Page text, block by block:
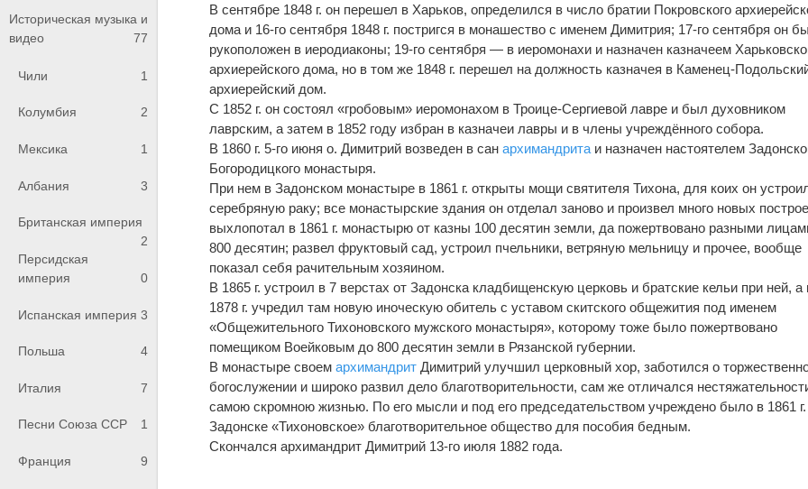
Историческая музыка и
видео
77
Чили 1
Колумбия 2
Мексика 1
Албания 3
Британская империя
2
Персидская
империя
0
Испанская империя 3
Польша 4
Италия 7
Песни Союза ССР 1
Франция 9
В сентябре 1848 г. он перешел в Харьков, определился в число братии Покровского
дома и 16-го сентября 1848 г. постригся в монашество с именем Димитрия; 17-го сентября он
рукоположен в иеродиаконы; 19-го сентября — в иеромонахи и назначен казначеем
архиерейского дома, но в том же 1848 г. перешел на должность казначея в Каменец-
архиерейский дом.
С 1852 г. он состоял «гробовым» иеромонахом в Троице-Сергиевой лавре и был духовником
лаврским, а затем в 1852 году избран в казначеи лавры и в члены учреждённого собора.
В 1860 г. 5-го июня о. Димитрий возведен в санархимандрита и назначен настоятелем
Богородицкого монастыря.
При нем в Задонском монастыре в 1861 г. открыты мощи святителя Тихона, для коих он
серебряную раку; все монастырские здания он отделал заново и произвел много новых
выхлопотал в 1861 г. монастырю от казны 100 десятин земли, да пожертвовано разными
800 десятин; развел фруктовый сад, устроил пчельники, ветряную мельницу и прочее, вообще
показал себя рачительным хозяином.
В 1865 г. устроил в 7 верстах от Задонска кладбищенскую церковь и братские кельи при ней, а
1878 г. учредил там новую иноческую обитель с уставом скитского общежития под именем
«Общежительного Тихоновского мужского монастыря», которому тоже было пожертвовано
помещиком Воейковым до 800 десятин земли в Рязанской губернии.
В монастыре своемархимандрит Димитрий улучшил церковный хор, заботился о
богослужении и широко развил дело благотворительности, сам же отличался
самою скромною жизнью. По его мысли и под его председательством учреждено было в 1861
Задонске «Тихоновское» благотворительное общество для пособия бедным.
Скончался архимандрит Димитрий 13-го июля 1882 года.